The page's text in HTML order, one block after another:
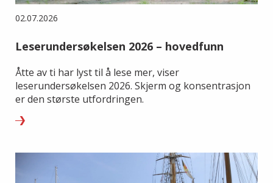
02.07.2026
Leserundersøkelsen 2026 – hovedfunn
Åtte av ti har lyst til å lese mer, viser
leserundersøkelsen 2026. Skjerm og konsentrasjon
er den største utfordringen.